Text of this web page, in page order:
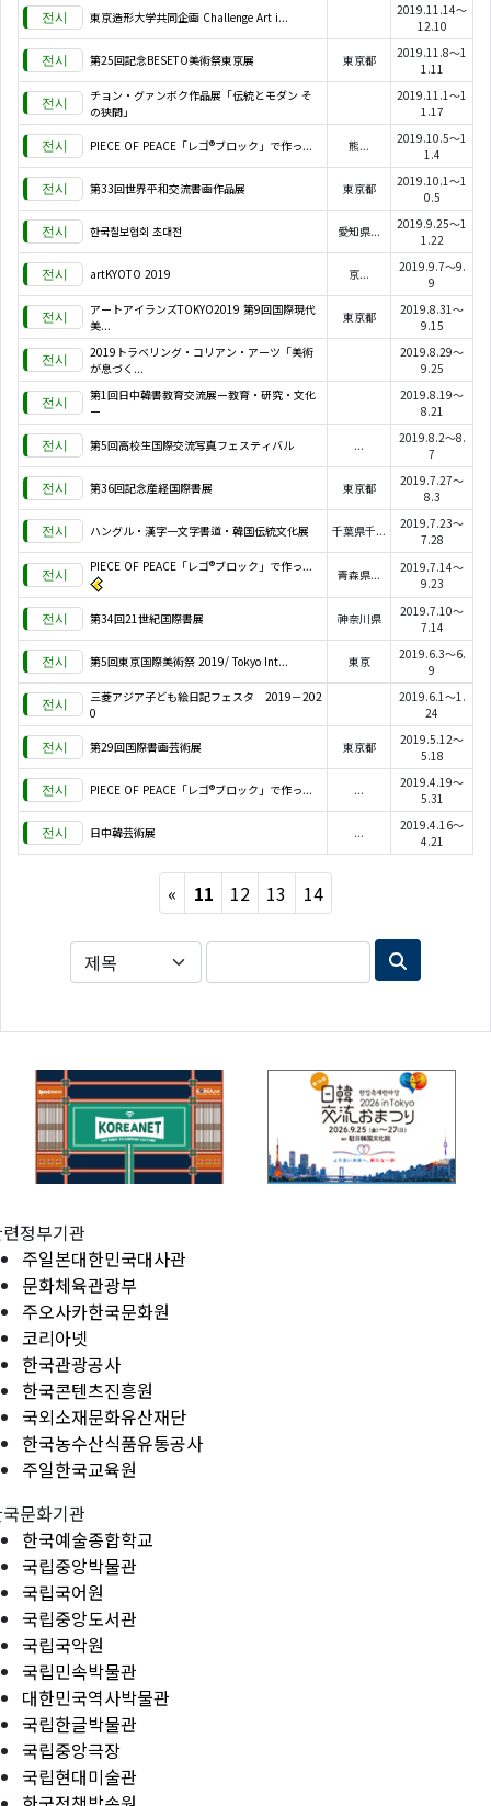
東京造形大学共同企画 Challenge Art i...
2019.11.14～
12.10
第25回記念BESETO美術祭東京展 東京都
2019.11.8～1
1.11
チョン・グァンボク作品展「伝統とモダン そ
の狭間」
2019.11.1～1
1.17
PIECE OF PEACE「レゴ®ブロック」で作っ... 熊...
2019.10.5～1
1.4
第33回世界平和交流書画作品展 東京都
2019.10.1～1
0.5
한국칠보협회 초대전 愛知県...
2019.9.25～1
1.22
artKYOTO 2019 京...
2019.9.7～9.
9
アートアイランズTOKYO2019 第9回国際現代
美...
東京都
2019.8.31～
9.15
2019トラベリング・コリアン・アーツ「美術
が息づく...
2019.8.29～
9.25
第1回日中韓書教育交流展ー教育・研究・文化
ー
2019.8.19～
8.21
第5回高校生国際交流写真フェスティバル ...
2019.8.2～8.
7
第36回記念産経国際書展 東京都
2019.7.27～
8.3
ハングル・漢字一文字書道・韓国伝統文化展 千葉県千...
2019.7.23～
7.28
PIECE OF PEACE「レゴ®ブロック」で作っ...
青森県...
2019.7.14～
9.23
第34回21世紀国際書展 神奈川県
2019.7.10～
7.14
第5回東京国際美術祭 2019/ Tokyo Int... 東京
2019.6.3～6.
9
三菱アジア子ども絵日記フェスタ 2019－202
0
2019.6.1～1.
24
第29回国際書画芸術展 東京都
2019.5.12～
5.18
PIECE OF PEACE「レゴ®ブロック」で作っ... ...
2019.4.19～
5.31
日中韓芸術展 ...
2019.4.16～
4.21
« Previous
11 12 13 14
정부기관
주일본대한민국대사관
문화체육관광부
주오사카한국문화원
코리아넷
한국관광공사
한국콘텐츠진흥원
국외소재문화유산재단
한국농수산식품유통공사
주일한국교육원
문화기관
한국예술종합학교
국립중앙박물관
국립국어원
국립중앙도서관
국립국악원
국립민속박물관
대한민국역사박물관
국립한글박물관
국립중앙극장
국립현대미술관